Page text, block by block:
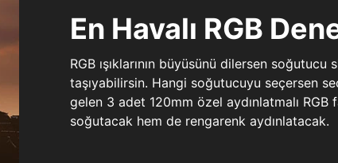
En Havalı RGB
RGB ışıklarının büyüsünü dilersen soğutucu
taşıyabilirsin. Hangi soğutucuyu seçersen
gelen 3 adet 120mm özel aydınlatmalı RGB
soğutacak hem de rengarenk aydınlatacak.